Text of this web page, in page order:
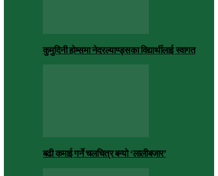
कुमुदिनी होम्समा नेदरल्याण्ड्सका विद्यार्थीलाई स्वागत
बढी कमाई गर्ने चलचित्र बन्यो ‘लालीबजार’